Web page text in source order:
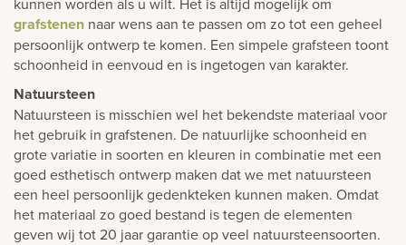
grafstenen naar wens aan te passen om zo tot een geheel
persoonlijk ontwerp te komen. Een simpele grafsteen toont
schoonheid in eenvoud en is ingetogen van karakter.
Natuursteen
Natuursteen is misschien wel het bekendste materiaal voor
het gebruik in grafstenen. De natuurlijke schoonheid en
grote variatie in soorten en kleuren in combinatie met een
goed esthetisch ontwerp maken dat we met natuursteen
een heel persoonlijk gedenkteken kunnen maken. Omdat
het materiaal zo goed bestand is tegen de elementen
geven wij tot 20 jaar garantie op veel natuursteensoorten.